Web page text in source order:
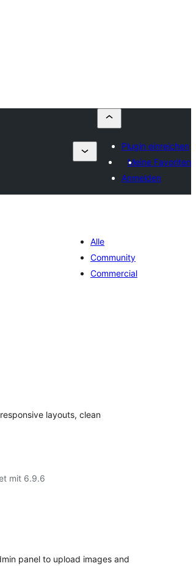
Plugin einreichen
Meine Favoriten
Anmelden
Alle
Community
Commercial
layouts, clean
mit 6.9.6
panel to upload images and